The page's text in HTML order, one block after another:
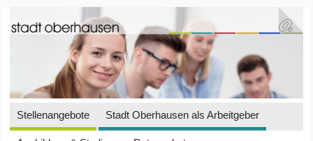
Stellenangebote Stadt Oberhausen als Arbeitgeber